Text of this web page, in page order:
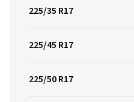
225/35 R17
225/45 R17
225/50 R17